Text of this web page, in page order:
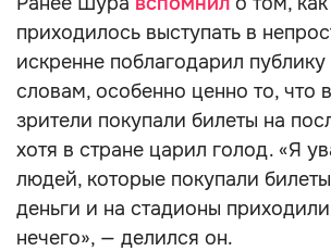
приходилось выступать в
искренне поблагодарил публику
словам, особенно ценно то, что
зрители покупали билеты на
хотя в стране царил голод. «Я
людей, которые покупали
деньги и на стадионы
нечего», — делился он.